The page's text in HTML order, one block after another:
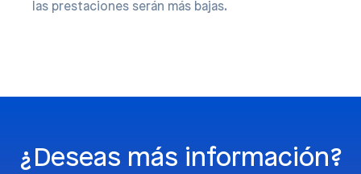
las prestaciones serán más bajas.
¿Deseas más información?